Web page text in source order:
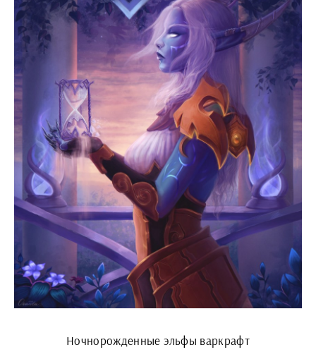
Ночнорожденные эльфы варкрафт